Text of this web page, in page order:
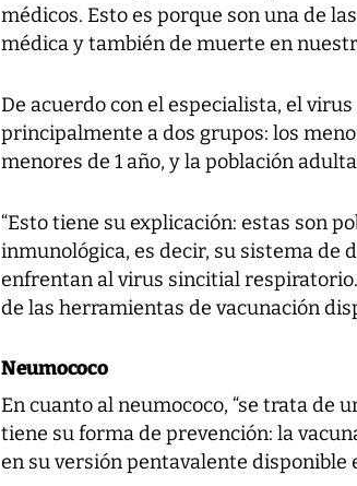
médicos. Esto es porque son una de
médica y también de muerte en
De acuerdo con el especialista, el
principalmente a dos grupos: los
menores de 1 año, y la población
“Esto tiene su explicación: estas son
inmunológica, es decir, su sistema de
enfrentan al virus sincitial
de las herramientas de vacunación
Neumococo
En cuanto al neumococo, “se trata de
tiene su forma de prevención: la
en su versión pentavalente disponible